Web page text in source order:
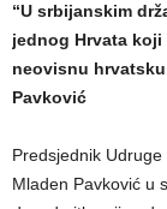
“U srbijanskim
jednog Hrvata
neovisnu
Pavković
Predsjednik
Mladen Pavković u